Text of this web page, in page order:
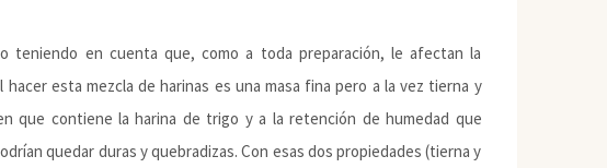
teniendo en cuenta que, como a toda preparación, le afectan la
esta mezcla de harinas es una masa fina pero a la vez tierna y
que contiene la harina de trigo y a la retención de humedad que
quedar duras y quebradizas. Con esas dos propiedades (tierna y